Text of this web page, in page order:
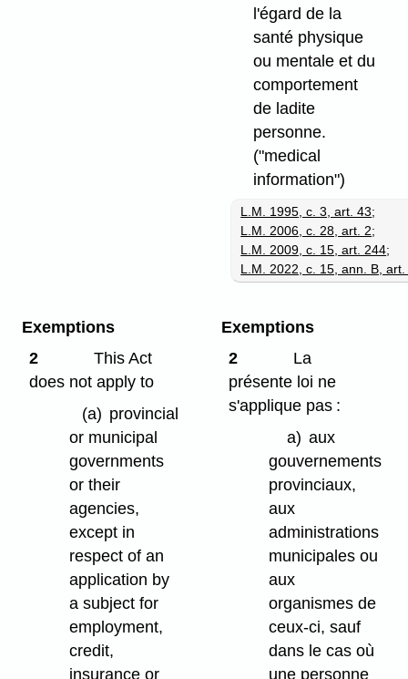
l'égard de la
santé physique
ou mentale et du
comportement
de ladite
personne.
("medical
information")
L.M. 1995, c. 3, art. 43;
L.M. 2006, c. 28, art. 2;
L.M. 2009, c. 15, art. 244;
L.M. 2022, c. 15, ann. B,
Exemptions
2
This Act
does not apply to
(a) provincial
or municipal
governments
or their
agencies,
except in
respect of an
application by
a subject for
employment,
credit,
insurance or
Exemptions
2
La
présente loi ne
s'applique pas :
a) aux
gouvernements
provinciaux,
aux
administrations
municipales ou
aux
organismes de
ceux-ci, sauf
dans le cas où
une personne